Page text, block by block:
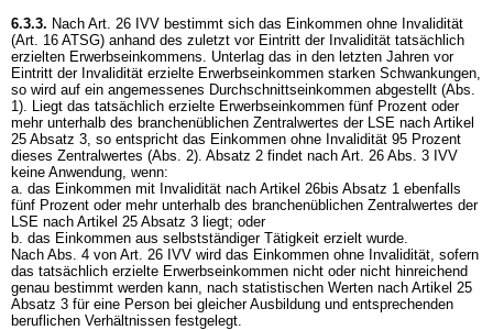
6.3.3. Nach Art. 26 IVV bestimmt sich das Einkommen ohne Invalidität
(Art. 16 ATSG) anhand des zuletzt vor Eintritt der Invalidität tatsächlich
erzielten Erwerbseinkommens. Unterlag das in den letzten Jahren vor
Eintritt der Invalidität erzielte Erwerbseinkommen starken Schwankungen,
so wird auf ein angemessenes Durchschnittseinkommen abgestellt (Abs.
1). Liegt das tatsächlich erzielte Erwerbseinkommen fünf Prozent oder
mehr unterhalb des branchenüblichen Zentralwertes der LSE nach Artikel
25 Absatz 3, so entspricht das Einkommen ohne Invalidität 95 Prozent
dieses Zentralwertes (Abs. 2). Absatz 2 findet nach Art. 26 Abs. 3 IVV
keine Anwendung, wenn:
a. das Einkommen mit Invalidität nach Artikel 26bis Absatz 1 ebenfalls
fünf Prozent oder mehr unterhalb des branchenüblichen Zentralwertes der
LSE nach Artikel 25 Absatz 3 liegt; oder
b. das Einkommen aus selbstständiger Tätigkeit erzielt wurde.
Nach Abs. 4 von Art. 26 IVV wird das Einkommen ohne Invalidität, sofern
das tatsächlich erzielte Erwerbseinkommen nicht oder nicht hinreichend
genau bestimmt werden kann, nach statistischen Werten nach Artikel 25
Absatz 3 für eine Person bei gleicher Ausbildung und entsprechenden
beruflichen Verhältnissen festgelegt.